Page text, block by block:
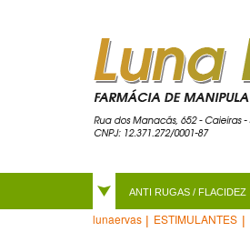
ANTI RUGAS / FLACIDEZ
lunaervas ESTIMULANTES